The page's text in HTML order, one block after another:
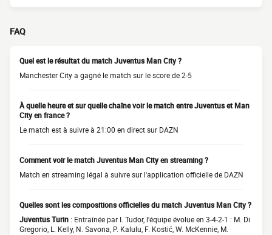
FAQ
Quel est le résultat du match Juventus Man City ?
Manchester City a gagné le match sur le score de 2-5
À quelle heure et sur quelle chaîne voir le match entre Juventus et Man
City en france ?
Le match est à suivre à 21:00 en direct sur DAZN
Comment voir le match Juventus Man City en streaming ?
Match en streaming légal à suivre sur l'application officielle de DAZN
Quelles sont les compositions officielles du match Juventus Man City ?
Juventus Turin : Entraînée par I. Tudor, l'équipe évolue en 3-4-2-1 : M. Di
Gregorio, L. Kelly, N. Savona, P. Kalulu, F. Kostić, W. McKennie, M.